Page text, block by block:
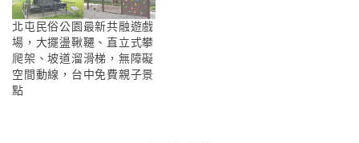
北屯民俗公園最新共融遊戲
場，大擺盪鞦韆、直立式攀
爬架、坡道溜滑梯，無障礙
空間動線，台中免費親子景
點